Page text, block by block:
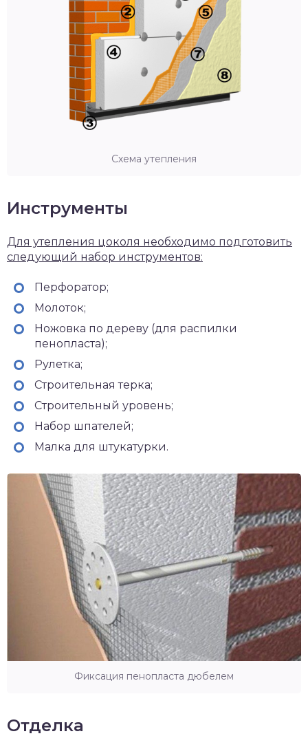
Схема утепления
Инструменты
Для утепления цоколя необходимо подготовить
следующий набор инструментов:
Перфоратор;
Молоток;
Ножовка по дереву (для распилки
пенопласта);
Рулетка;
Строительная терка;
Строительный уровень;
Набор шпателей;
Малка для штукатурки.
Фиксация пенопласта дюбелем
Отделка